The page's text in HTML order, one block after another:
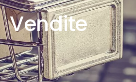
Vendite